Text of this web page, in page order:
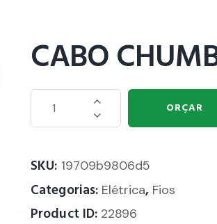
CABO
ORÇAR
SKU: 19709b9806d5
Categorias: Elétrica, Fios
Product ID: 22896